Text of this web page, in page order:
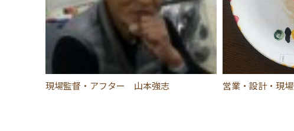
現場監督・アフター 山本強志 営業・設計・現